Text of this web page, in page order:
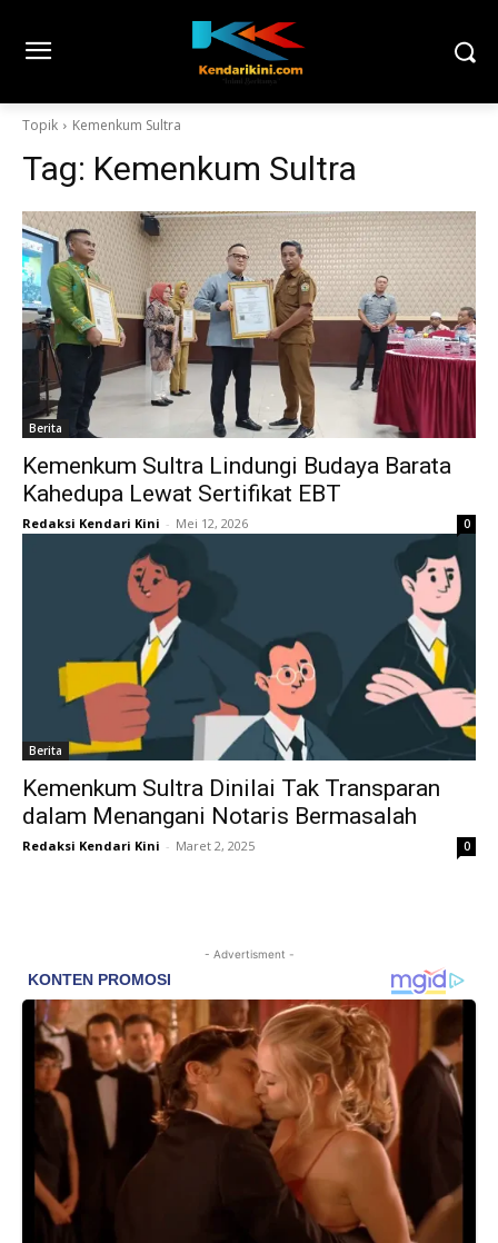
Topik Kemenkum Sultra
Tag: Kemenkum Sultra
Berita
Kemenkum Sultra Lindungi Budaya Barata
Kahedupa Lewat Sertifikat EBT
Redaksi Kendari Kini - Mei 12, 2026 0
Berita
Kemenkum Sultra Dinilai Tak Transparan
dalam Menangani Notaris Bermasalah
Redaksi Kendari Kini - Maret 2, 2025 0
- Advertisment -